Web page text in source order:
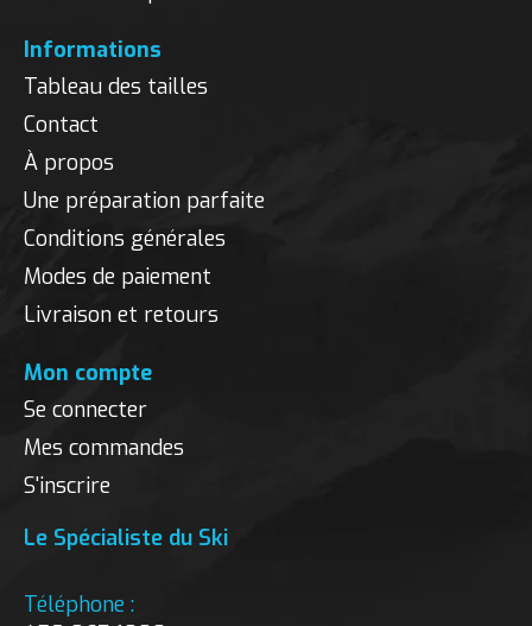
Informations
Tableau des tailles
Contact
À propos
Une préparation parfaite
Conditions générales
Modes de paiement
Livraison et retours
Mon compte
Se connecter
Mes commandes
S'inscrire
Le Spécialiste du Ski
Téléphone :